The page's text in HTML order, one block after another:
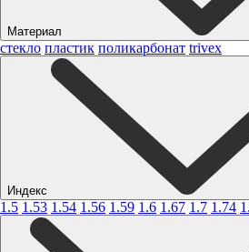
Материал
стекло пластик поликарбонат trivex
Индекс
1.5 1.53 1.54 1.56 1.59 1.6 1.67 1.7 1.74